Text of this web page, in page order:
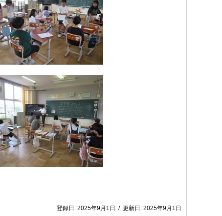
登録日: 2025年9月1日 / 更新日: 2025年9月1日